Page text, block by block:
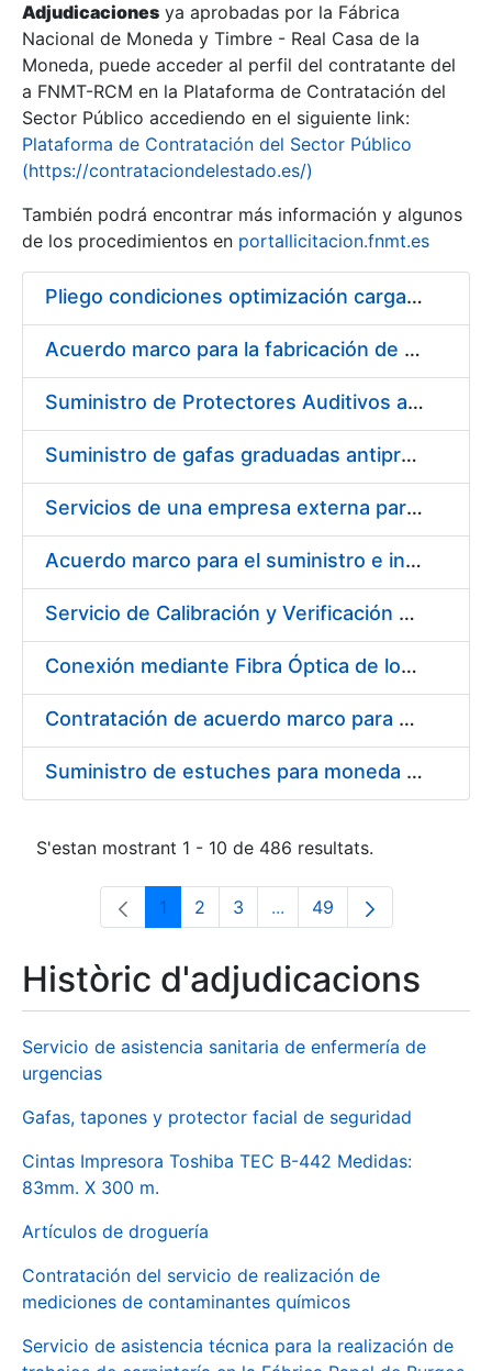
Mostra/Amaga
Adjudicaciones ya aprobadas por la Fábrica
Nacional de Moneda y Timbre - Real Casa de la
Moneda, puede acceder al perfil del contratante del
a FNMT-RCM en la Plataforma de Contratación del
Sector Público accediendo en el siguiente link:
Plataforma de Contratación del Sector Público
(https://contrataciondelestado.es/)
También podrá encontrar más información y algunos
de los procedimientos en portallicitacion.fnmt.es
Pliego condiciones optimización cargas compras firmado
Acuerdo marco para la fabricación de piezas
Suministro de Protectores Auditivos a medida para las personas trabajadoras de los Centros de Trabajo de Madrid y Burgos
Suministro de gafas graduadas antiproyecciones para los trabajadores de la FNMT-RCM en los centros de trabajo de Madrid y Burgos
Servicios de una empresa externa para el asesoramiento y resolución de los recursos de alzada que se presentan relacionados con procesos de selección para la FNMT-RCM
Acuerdo marco para el suministro e instalación de persianas, estores y otros complementos
Servicio de Calibración y Verificación Externa de los Equipos de Medición del Servicio de Prevención de la FNMT-RCM
Conexión mediante Fibra Óptica de los Centros de Proceso de Datos (CPDs) de las sedes de la FNMT-RCM de Burgos y Madrid
Contratación de acuerdo marco para el Suministro de Material de Electricidad para la Fábrica Nacional de Moneda y Timbre-Real Casa de la Moneda en su centro de trabajo de Burgos
Suministro de estuches para moneda de 30 €
S'estan mostrant 1 - 10 de 486 resultats.
Pàgina
1 Pàgina
2 Pàgina
3 ...Pàgines intermèdies
Pàgina
49
Històric d'adjudicacions
Servicio de asistencia sanitaria de enfermería de
urgencias
Gafas, tapones y protector facial de seguridad
Cintas Impresora Toshiba TEC B-442 Medidas:
83mm. X 300 m.
Artículos de droguería
Contratación del servicio de realización de
mediciones de contaminantes químicos
Servicio de asistencia técnica para la realización de